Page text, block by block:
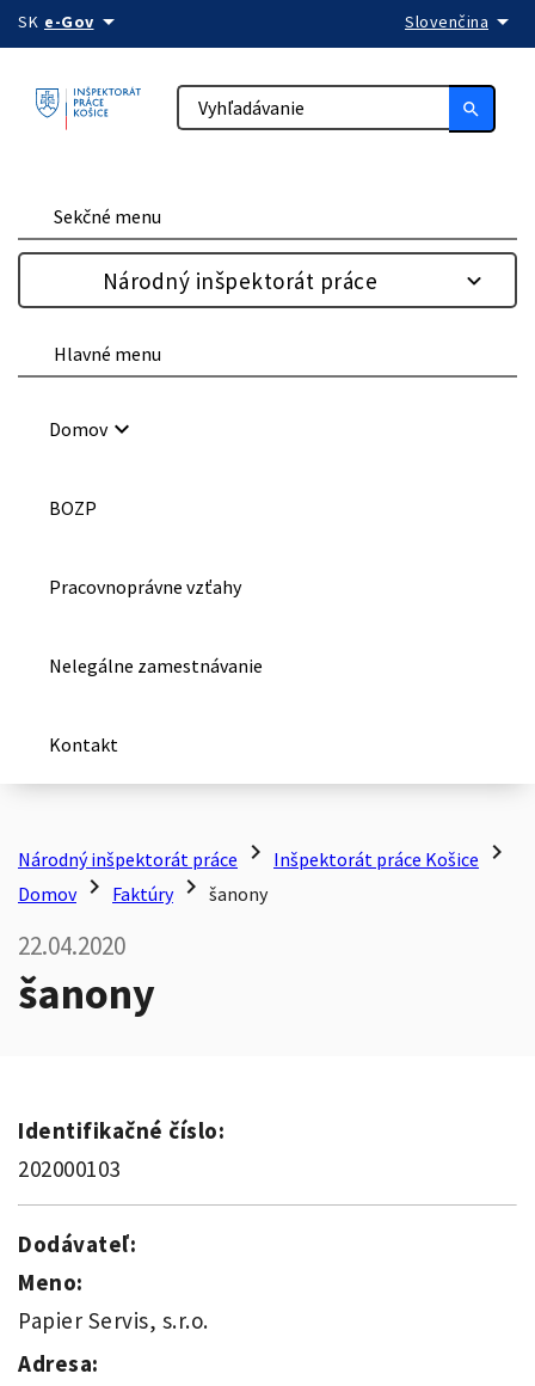
Preskočiť na obsah
SK e-Govarrow_drop_down Slovenčina arrow_drop_down
search
Sekčné menu
Národný inšpektorát práce
Hlavné menu
Domovkeyboard_arrow_down
BOZP
Pracovnoprávne vzťahy
Nelegálne zamestnávanie
Kontakt
Národný inšpektorát práce chevron_right Inšpektorát práce Košice chevron_right
Domov chevron_right Faktúry chevron_right šanony
22.04.2020
šanony
Identifikačné číslo:
202000103
Dodávateľ:
Meno:
Papier Servis, s.r.o.
Adresa: